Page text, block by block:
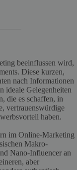
beeinflussen wird,
Diese kurzen,
nach Informationen
ideale Gelegenheiten
die es schaffen, in
vertrauenswürdige
haben.
im Online-Marketing
Makro-
Nano-Influencer an
aber